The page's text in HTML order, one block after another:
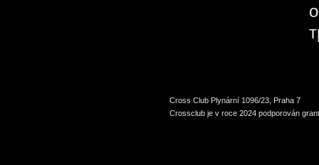
Cross Club Plynární 1096/23, Praha 7
Crossclub je v roce 2024 podporován